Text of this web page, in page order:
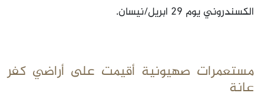
الكسندروني يوم 29 ابريل/نيسان.
مستعمرات صهيونية أقيمت على أراضي كفر
عانة